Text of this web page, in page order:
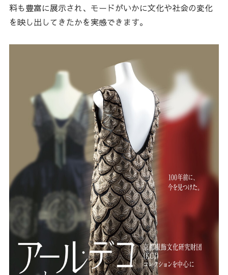
料も豊富に展示され、モードがいかに文化や社会の変化
を映し出してきたかを実感できます。